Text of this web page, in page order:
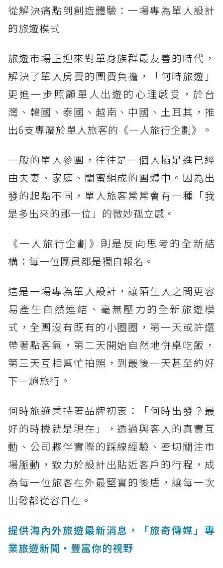
從解決痛點到創造體驗：一場專為單人設計
的旅遊模式
旅遊市場正迎來對單身族群最友善的時代，
解決了單人房費的團費負擔，「何時旅遊」
更進一步照顧單人出遊的心理感受，於台
灣、韓國、泰國、越南、中國、土耳其，推
出6支專屬於單人旅客的《一人旅行企劃》。
一般的單人參團，往往是一個人插足進已經
由夫妻、家庭、閨蜜組成的團體中。因為出
發的起點不同，單人旅客常常會有一種「我
是多出來的那一位」的微妙孤立感。
《一人旅行企劃》則是反向思考的全新結
構：每一位團員都是獨自報名。
這是一場專為單人設計，讓陌生人之間更容
易產生自然連結、毫無壓力的全新旅遊模
式，全團沒有既有的小圈圈，第一天或許還
帶著點客氣，第二天開始自然地併桌吃飯，
第三天互相幫忙拍照，到最後一天甚至約好
下一趟旅行。
何時旅遊秉持著品牌初衷：「何時出發？最
好的時機就是現在」，透過與客人的真實互
動、公司夥伴實際的踩線經驗、密切關注市
場脈動，致力於設計出貼近客戶的行程，成
為每一位旅客在外最堅實的後盾，讓每一次
出發都從容自在。
提供海內外旅遊最新消息，「旅奇傳媒」專
業旅遊新聞‧豐富你的視野